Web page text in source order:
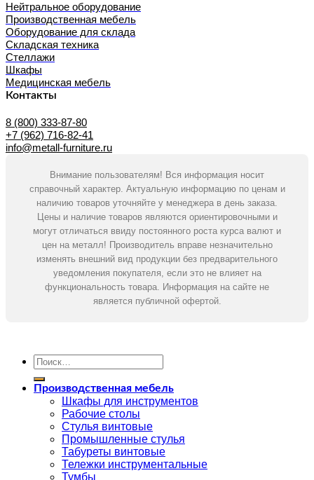
Нейтральное оборудование
Производственная мебель
Оборудование для склада
Складская техника
Стеллажи
Шкафы
Медицинская мебель
Контакты
8 (800) 333-87-80
+7 (962) 716-82-41
info@metall-furniture.ru
Внимание пользователям! Вся информация носит
справочный характер. Актуальную информацию по ценам и
наличию товаров уточняйте у менеджера в день заказа.
Цены и наличие товаров являются ориентировочными и
могут отличаться ввиду постоянного роста курса валют и
цен на металл! Производитель вправе незначительно
изменять внешний вид продукции без предварительного
уведомления покупателя, если это не влияет на
функциональность товара. Информация на сайте не
является публичной офертой.
Искать:
Производственная мебель
Шкафы для инструментов
Рабочие столы
Стулья винтовые
Промышленные стулья
Табуреты винтовые
Тележки инструментальные
Тумбы